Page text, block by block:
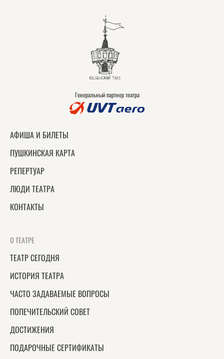
Генеральный партнер театра
АФИША И БИЛЕТЫ
ПУШКИНСКАЯ КАРТА
РЕПЕРТУАР
ЛЮДИ ТЕАТРА
КОНТАКТЫ
О ТЕАТРЕ
ТЕАТР СЕГОДНЯ
ИСТОРИЯ ТЕАТРА
ЧАСТО ЗАДАВАЕМЫЕ ВОПРОСЫ
ПОПЕЧИТЕЛЬСКИЙ СОВЕТ
ДОСТИЖЕНИЯ
ПОДАРОЧНЫЕ СЕРТИФИКАТЫ